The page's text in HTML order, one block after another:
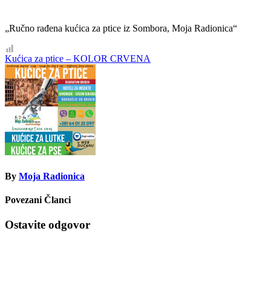
„Ručno rađena kućica za ptice iz Sombora, Moja Radionica“
Кретање
чланка
Kućica za ptice – KOLOR CRVENA
By Moja Radionica
Povezani Članci
Ostavite odgovor